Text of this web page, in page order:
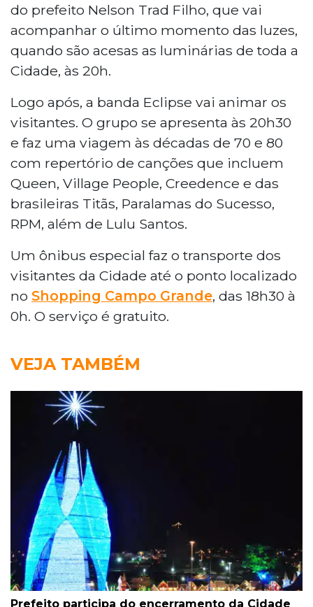
do prefeito Nelson Trad Filho, que vai
acompanhar o último momento das luzes,
quando são acesas as luminárias de toda a
Cidade, às 20h.
Logo após, a banda Eclipse vai animar os
visitantes. O grupo se apresenta às 20h30
e faz uma viagem às décadas de 70 e 80
com repertório de canções que incluem
Queen, Village People, Creedence e das
brasileiras Titãs, Paralamas do Sucesso,
RPM, além de Lulu Santos.
Um ônibus especial faz o transporte dos
visitantes da Cidade até o ponto localizado
no Shopping Campo Grande, das 18h30 à
0h. O serviço é gratuito.
VEJA TAMBÉM
Prefeito participa do encerramento da Cidade